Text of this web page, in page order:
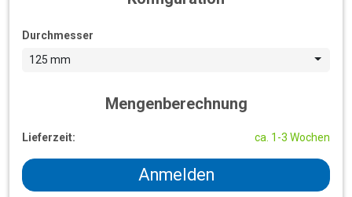
Durchmesser
125 mm
Mengenberechnung
Lieferzeit: ca. 1-3 Wochen
Anmelden